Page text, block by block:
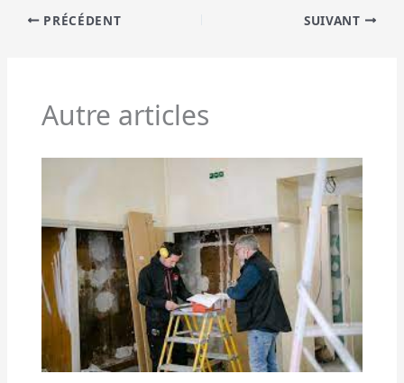
PRÉCÉDENT SUIVANT
Autre articles